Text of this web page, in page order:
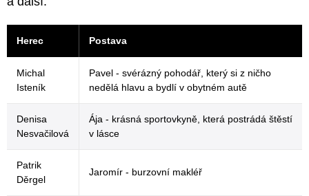
Herec Postava
Michal
Isteník
Pavel - svérázný pohodář, který si z ničho
nedělá hlavu a bydlí v obytném autě
Denisa
Nesvačilová
Ája - krásná sportovkyně, která postrádá štěstí
v lásce
Patrik
Děrgel
Jaromír - burzovní makléř